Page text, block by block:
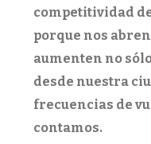
competitividad
porque nos
aumenten no
desde nuestra
frecuencias de
contamos.